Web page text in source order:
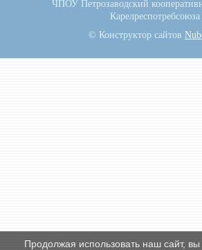
ЧПОУ Петрозаводский
Карелреспотребсоюза
© Конструктор сайтов
Продолжая использовать наш сайт, вы